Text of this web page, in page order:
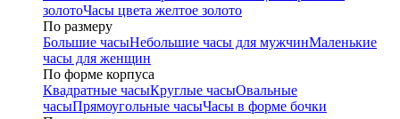
золотоЧасы цвета желтое золото
По размеру
Большие часыНебольшие часы для мужчинМаленькие
часы для женщин
По форме корпуса
Квадратные часыКруглые часыОвальные
часыПрямоугольные часыЧасы в форме бочки